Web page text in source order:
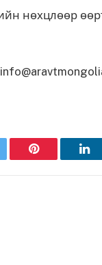
нөхцлөөр
Pinterest